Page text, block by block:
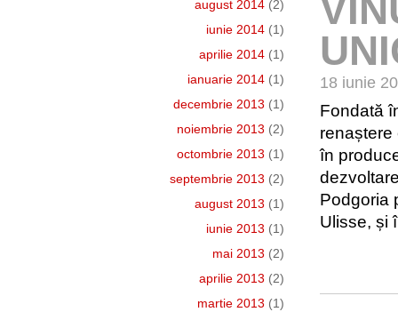
18 iunie
Fondată
renaștere
în
Podgoria
Ulisse, și
august 2014 (2)
iunie 2014 (1)
aprilie 2014 (1)
ianuarie 2014 (1)
decembrie 2013 (1)
noiembrie 2013 (2)
octombrie 2013 (1)
septembrie 2013 (2)
august 2013 (1)
iunie 2013 (1)
mai 2013 (2)
aprilie 2013 (2)
martie 2013 (1)